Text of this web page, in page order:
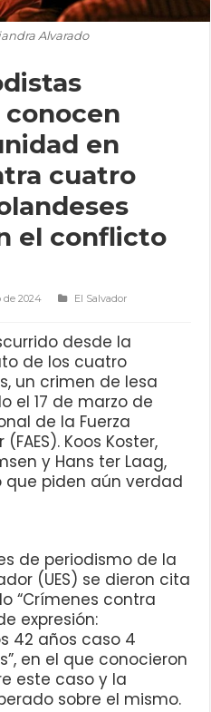
Alvarado
conocen
en
cuatro
el conflicto
de 2024
El Salvador
desde la
de los cuatro
un crimen de lesa
el 17 de marzo de
de la Fuerza
Koos Koster,
y Hans ter Laag,
que piden aún verdad
de periodismo de la
(UES) se dieron cita
“Crímenes contra
expresión:
42 años caso 4
en el que conocieron
este caso y la
sobre el mismo.